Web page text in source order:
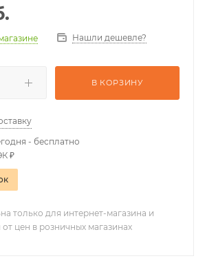
Нашли дешевле?
В КОРЗИНУ
- бесплатно
₽
только для интернет-магазина и
цен в розничных магазинах